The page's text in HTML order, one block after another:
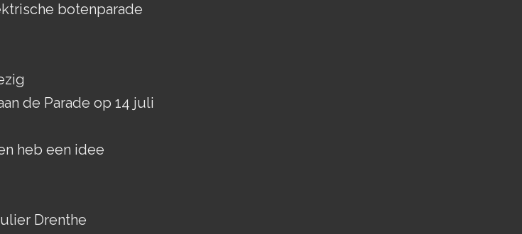
botenparade
de Parade op 14 juli
heb een idee
Drenthe